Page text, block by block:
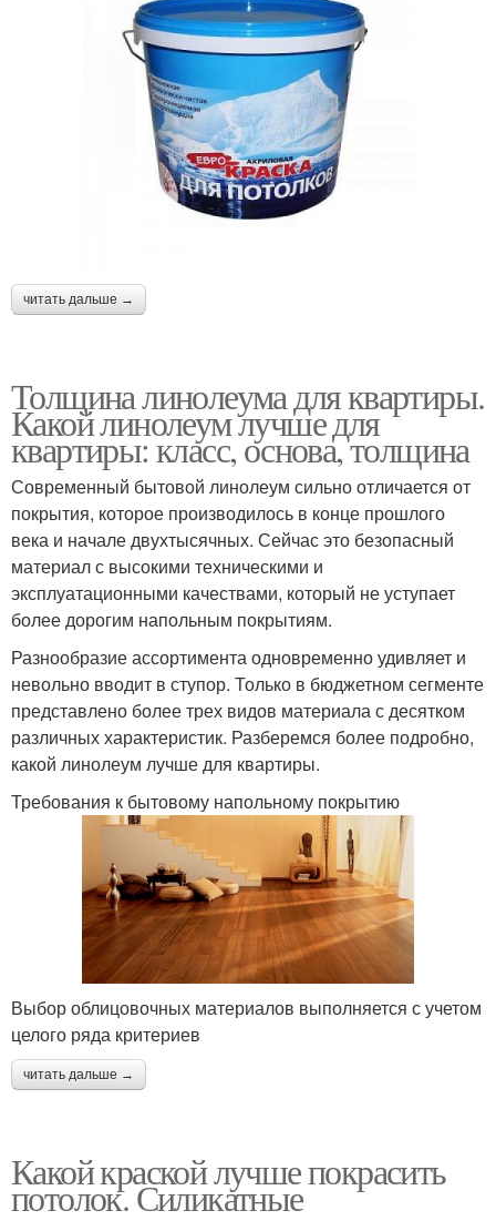
читать дальше →
Толщина линолеума для квартиры.
Какой линолеум лучше для
квартиры: класс, основа, толщина
Современный бытовой линолеум сильно отличается от
покрытия, которое производилось в конце прошлого
века и начале двухтысячных. Сейчас это безопасный
материал с высокими техническими и
эксплуатационными качествами, который не уступает
более дорогим напольным покрытиям.
Разнообразие ассортимента одновременно удивляет и
невольно вводит в ступор. Только в бюджетном сегменте
представлено более трех видов материала с десятком
различных характеристик. Разберемся более подробно,
какой линолеум лучше для квартиры.
Требования к бытовому напольному покрытию
Выбор облицовочных материалов выполняется с учетом
целого ряда критериев
читать дальше →
Какой краской лучше покрасить
потолок. Силикатные